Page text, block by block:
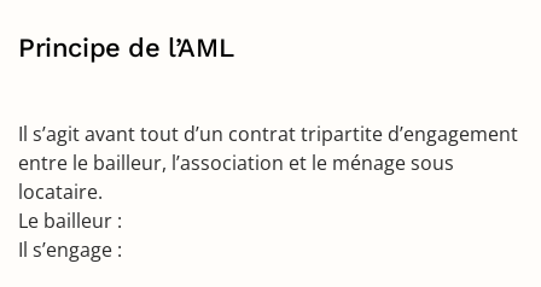
Principe de l’AML
Il s’agit avant tout d’un contrat tripartite d’engagement
entre le bailleur, l’association et le ménage sous
locataire.
Le bailleur :
Il s’engage :